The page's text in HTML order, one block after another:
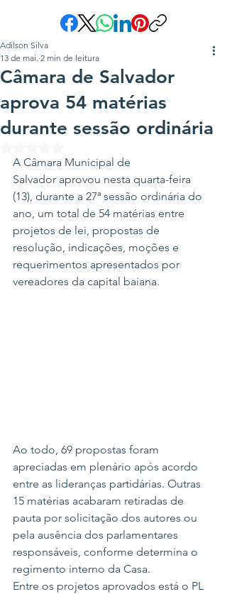
Câmara de Salvador
aprova 54 matérias
durante sessão ordinária
Adilson Silva
13 de mai. 2 min de leitura
A Câmara Municipal de
Salvador aprovou nesta quarta-feira
(13), durante a 27ª sessão ordinária do
ano, um total de 54 matérias entre
projetos de lei, propostas de
resolução, indicações, moções e
requerimentos apresentados por
vereadores da capital baiana.
Ao todo, 69 propostas foram
apreciadas em plenário após acordo
entre as lideranças partidárias. Outras
15 matérias acabaram retiradas de
pauta por solicitação dos autores ou
pela ausência dos parlamentares
responsáveis, conforme determina o
regimento interno da Casa.
Entre os projetos aprovados está o PL